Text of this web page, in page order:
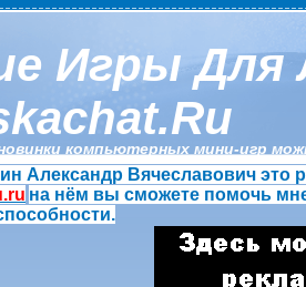
Игры Для
компьютерных мини-игр
Александр Вячеславович это
на нём вы сможете помочь